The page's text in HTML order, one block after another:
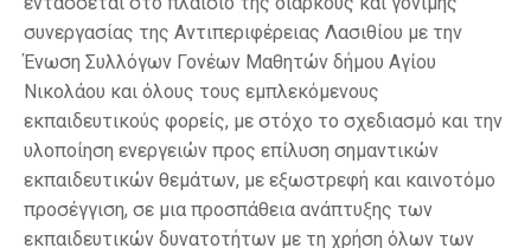
συνεργασίας της Αντιπεριφέρειας Λασιθίου με την
Ένωση Συλλόγων Γονέων Μαθητών δήμου Αγίου
Νικολάου και όλους τους εμπλεκόμενους
εκπαιδευτικούς φορείς, με στόχο το σχεδιασμό και την
υλοποίηση ενεργειών προς επίλυση σημαντικών
εκπαιδευτικών θεμάτων, με εξωστρεφή και καινοτόμο
προσέγγιση, σε μια προσπάθεια ανάπτυξης των
εκπαιδευτικών δυνατοτήτων με τη χρήση όλων των